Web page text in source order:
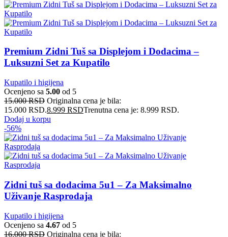
Premium Zidni Tuš sa Displejom i Dodacima –
Luksuzni Set za Kupatilo
Kupatilo i higijena
Ocenjeno sa 5.00 od 5
15.000RSD Originalna cena je bila:
15.000 RSD.8.999 RSDTrenutna cena je: 8.999 RSD.
Dodaj u korpu
-56%
Zidni tuš sa dodacima 5u1 – Za Maksimalno
Uživanje Rasprodaja
Kupatilo i higijena
Ocenjeno sa 4.67 od 5
16.000RSD Originalna cena je bila: